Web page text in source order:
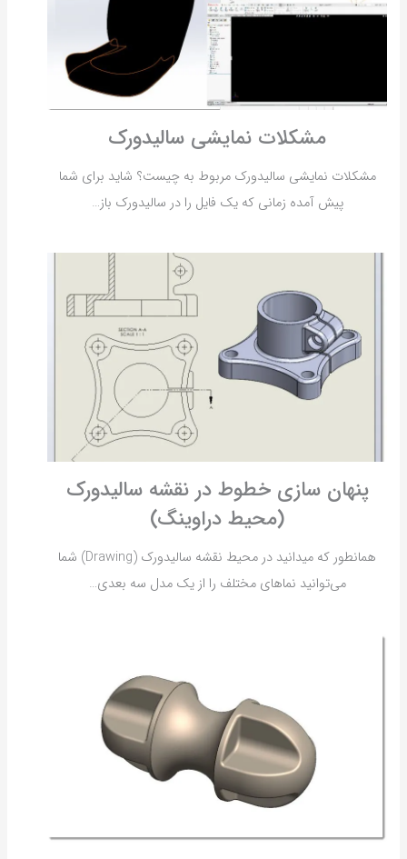
مشکلات نمایشی سالیدورک
مشکلات نمایشی سالیدورک مربوط به چیست؟ شاید برای شما
پیش آمده زمانی که یک فایل را در سالیدورک باز…
پنهان سازی خطوط در نقشه سالیدورک
(محیط دراوینگ)
همانطور که میدانید در محیط نقشه سالیدورک (Drawing) شما
می‌توانید نماهای مختلف را از یک مدل سه بعدی…